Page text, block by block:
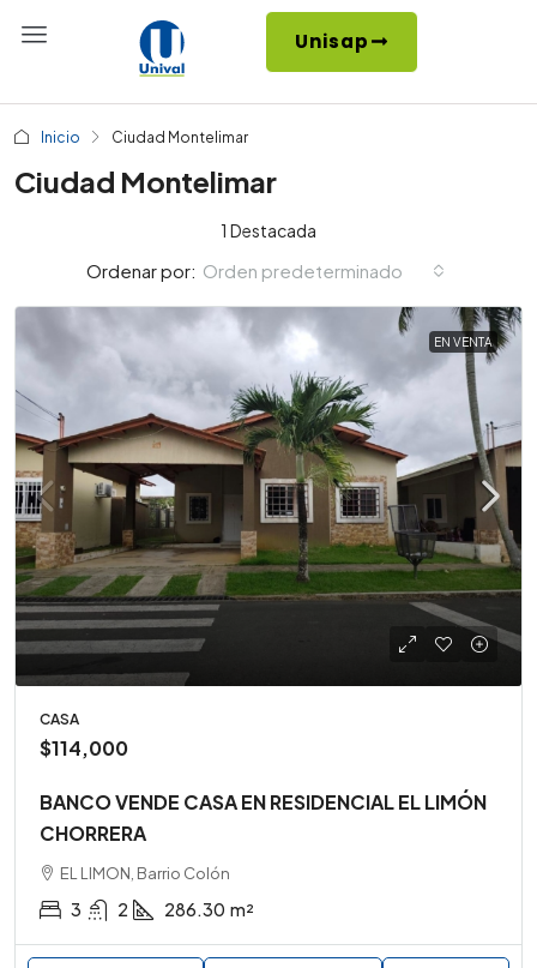
Unisap
Inicio Ciudad Montelimar
Ciudad Montelimar
1 Destacada
Ordenar por: Orden predeterminado
EN VENTA
CASA
$114,000
BANCO VENDE CASA EN RESIDENCIAL EL LIMÓN
CHORRERA
EL LIMON, Barrio Colón
3 2 286.30 m²